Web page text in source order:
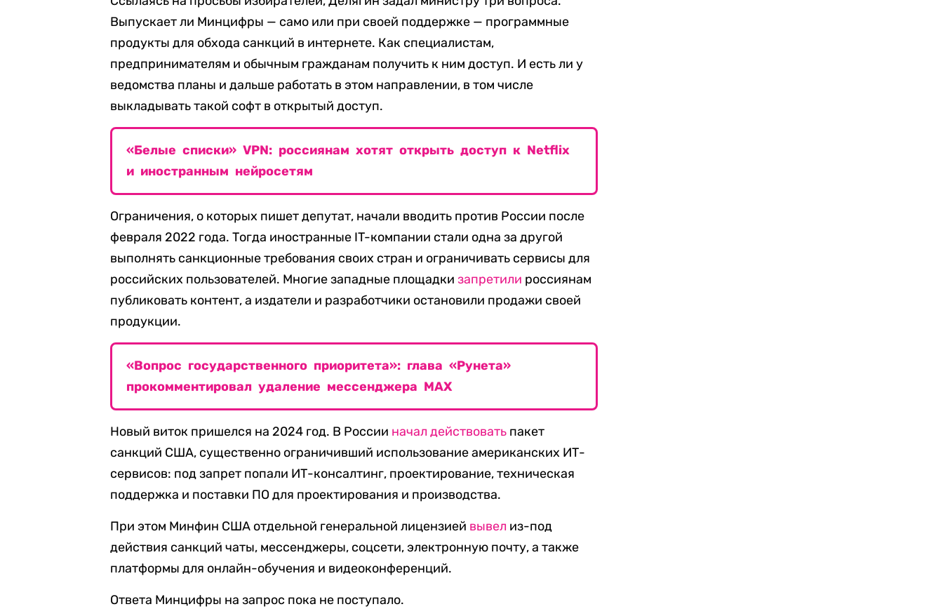
Выпускает ли Минцифры — само или при своей поддержке — программные
продукты для обхода санкций в интернете. Как специалистам,
предпринимателям и обычным гражданам получить к ним доступ. И есть ли у
ведомства планы и дальше работать в этом направлении, в том числе
выкладывать такой софт в открытый доступ.
«Белые списки» VPN: россиянам хотят открыть доступ к Netflix
и иностранным нейросетям
Ограничения, о которых пишет депутат, начали вводить против России после
февраля 2022 года. Тогда иностранные IT-компании стали одна за другой
выполнять санкционные требования своих стран и ограничивать сервисы для
российских пользователей. Многие западные площадкизапретили россиянам
публиковать контент, а издатели и разработчики остановили продажи своей
продукции.
«Вопрос государственного приоритета»: глава «Рунета»
прокомментировал удаление мессенджера MAX
Новый виток пришелся на 2024 год. В России начал действовать пакет
санкций США, существенно ограничивший использование американских ИТ-
сервисов: под запрет попали ИТ-консалтинг, проектирование, техническая
поддержка и поставки ПО для проектирования и производства.
При этом Минфин США отдельной генеральной лицензией вывел из-под
действия санкций чаты, мессенджеры, соцсети, электронную почту, а также
платформы для онлайн-обучения и видеоконференций.
Ответа Минцифры на запрос пока не поступало.